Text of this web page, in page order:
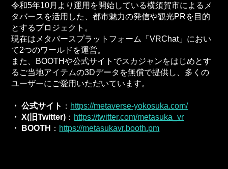
令和5年10月より運用を開始している横須賀市によるメ
タバースを活用した、都市魅力の発信や観光PRを目的
とするプロジェクト。
現在はメタバースプラットフォーム「VRChat」におい
て2つのワールドを運営。
また、BOOTHや公式サイトでスカジャンをはじめとす
るご当地アイテムの3Dデータを無償で提供し、多くの
ユーザーにご愛用いただいています。
・ 公式サイト ： https://metaverse-yokosuka.com/
・ X( 旧Twitter) ： https://twitter.com/metasuka_vr
・ BOOTH ： https://metasukavr.booth.pm